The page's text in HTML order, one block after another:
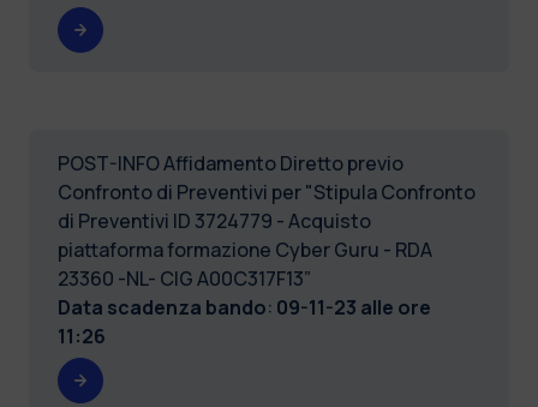
POST-INFO Affidamento Diretto previo
Confronto di Preventivi per "Stipula Confronto
di Preventivi ID 3724779 - Acquisto
piattaforma formazione Cyber Guru - RDA
23360 -NL- CIG A00C317F13”
Data scadenza bando: 09-11-23 alle ore
11:26